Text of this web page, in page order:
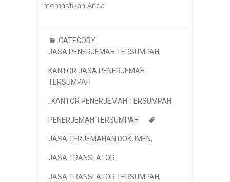
memastikan Anda…
CATEGORY :
JASA PENERJEMAH TERSUMPAH,
KANTOR JASA PENERJEMAH
TERSUMPAH
, KANTOR PENERJEMAH TERSUMPAH,
PENERJEMAH TERSUMPAH
JASA TERJEMAHAN DOKUMEN,
JASA TRANSLATOR,
JASA TRANSLATOR TERSUMPAH,